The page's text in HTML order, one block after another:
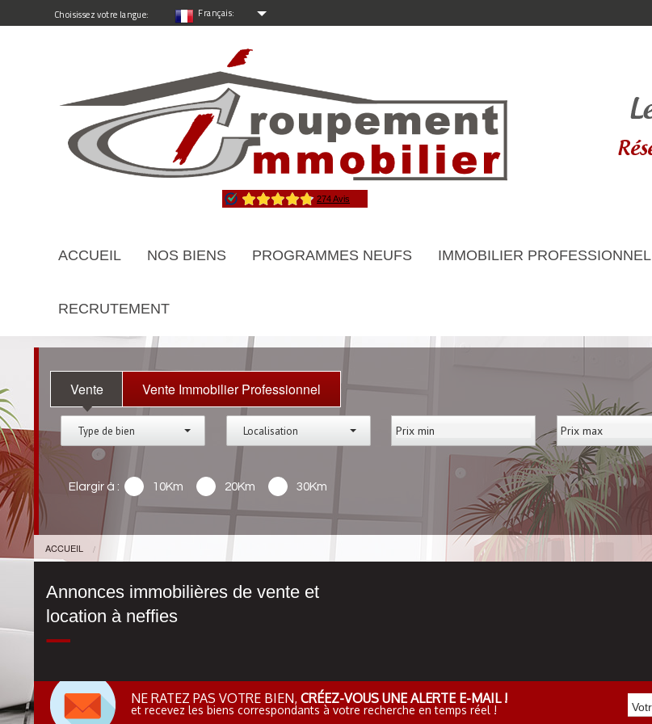
Choisissez votre langue: Français:
ACCUEIL NOS BIENS PROGRAMMES NEUFS IMMOBILIER PROFESSIONNEL
RECRUTEMENT
Vente Vente Immobilier Professionnel
Type de bien Localisation
Elargir à : 10Km 20Km 30Km
ACCUEIL
Annonces immobilières de vente et
location à neffies
NE RATEZ PAS VOTRE BIEN, CRÉEZ-VOUS UNE ALERTE E-MAIL !
et recevez les biens correspondants à votre recherche en temps réel !